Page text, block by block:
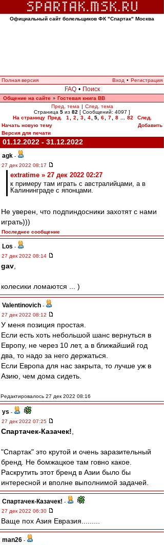
Официальный сайт болельщиков ФК "Спартак" Москва
Полная версия Вход • Регистрация
FAQ • Поиск
Общение на сайте » Гостевая книга ВВ
Пред. тема | След. тема
Страница 5 из 82 [ Сообщений: 4097 ]
На страницу Пред. 1 2 3 4 5, 6 7 8 82
След.
Начать новую тему
Добавить
Версия для печати
01.12.2022 - 31.12.2022
agk -
27 дек 2022 08:17
extratime » 27 дек 2022 02:27
к примеру там играть с австралийцами, а в
Калининграде с японцами.
Не уверен, что подпиндосники захотят с нами
играть)))
Последнее сообщение
Los -
27 дек 2022 08:14
gav
колесики ломаются ... )
Valentinovich -
27 дек 2022 08:12
У меня позиция простая.
Если есть хоть небольшой шанс вернуться в
Европу, не через 10 лет, а в ближайший год
два, то надо за него держаться.
Если Европа для нас закрыта, то лучше уж в
Азию, чем дома сидеть.
Редактировалось 27 дек 2022 08:16
ys -
27 дек 2022 07:25
Спартачек-Казачек!
"Спартак" это крутой и очень заразительный
бренд. Не бомжацкое там говно какое.
Раскрутить этот бренд в Азии было бы
интересной и вполне выполнимой задачей.
Спартачек-Казачек! -
27 дек 2022 06:30
Ваще пох Азия Евразия.........
man26 -